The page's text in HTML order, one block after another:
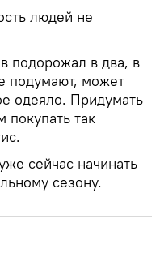
людей не
подорожал в два, в
подумают, может
одеяло. Придумать
покупать так
сейчас начинать
сезону.